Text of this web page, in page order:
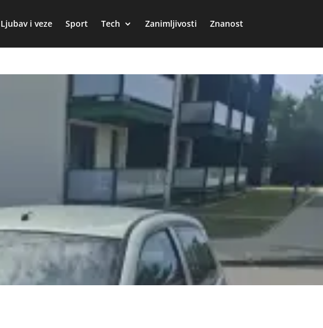
Ljubav i veze Sport Tech Zanimljivosti Znanost